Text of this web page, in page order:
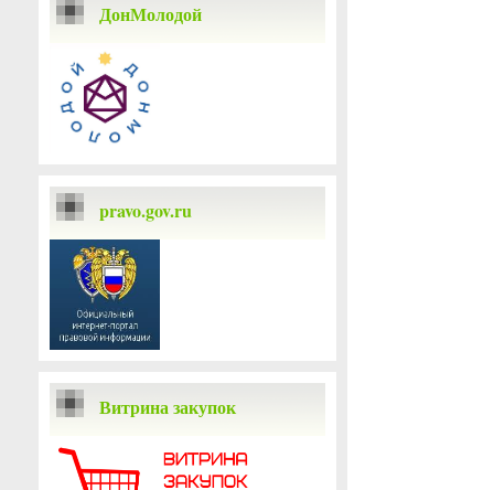
ДонМолодой
pravo.gov.ru
Витрина закупок